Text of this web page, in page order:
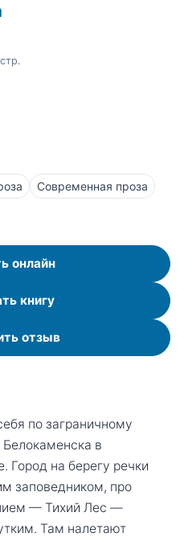
Современная проза
онлайн
книгу
отзыв
по заграничному
в
Город на берегу речки
заповедником, про
— Тихий Лес —
Там налетают